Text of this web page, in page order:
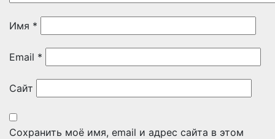
Имя *
Email *
Сайт
Сохранить моё имя, email и адрес сайта в этом